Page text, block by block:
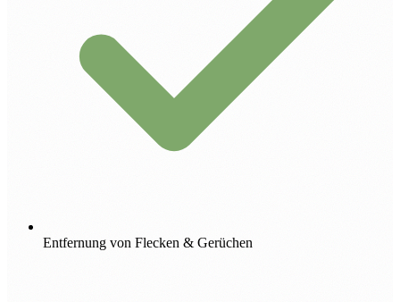
Entfernung von Flecken & Gerüchen